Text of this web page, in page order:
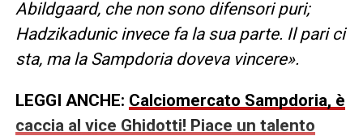
Abildgaard, che non sono difensori puri;
Hadzikadunic invece fa la sua parte. Il pari ci
sta, ma la Sampdoria doveva vincere».
LEGGI ANCHE: Calciomercato Sampdoria, è
caccia al vice Ghidotti! Piace un talento